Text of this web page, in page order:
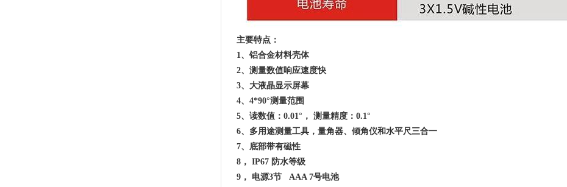
主要特点：
1、铝合金材料壳体
2、测量数值响应速度快
3、大液晶显示屏幕
4、4*90°测量范围
5、读数值：0.01°， 测量精度：0.1°
6、多用途测量工具，量角器、倾角仪和水平尺三合一
7、底部带有磁性
8， IP67 防水等级
9， 电源3节 AAA 7号电池